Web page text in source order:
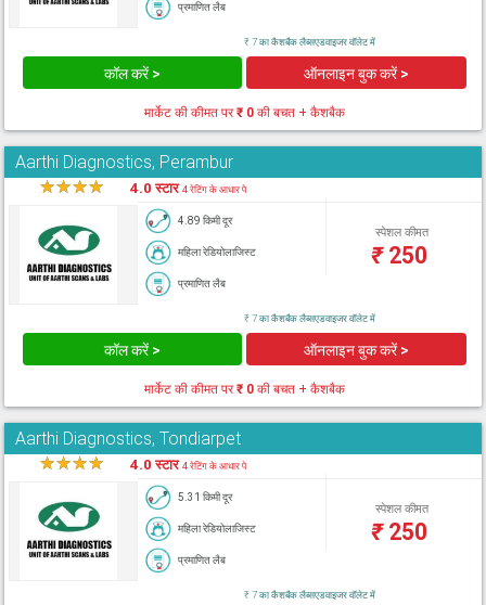
प्रमाणित लैब
₹ 7 का कैशबैक लैब्सएडवाइजर वॉलेट में
कॉल करें > ऑनलाइन बुक करें >
मार्केट की कीमत पर₹ 0की बचत + कैशबैक
Aarthi Diagnostics, Perambur
★★★★ 4.0 स्टार4 रेटिंग के आधार पे
4.89 किमी दूर
महिला रेडियोलाजिस्ट
प्रमाणित लैब
स्पेशल कीमत
₹250
₹ 7 का कैशबैक लैब्सएडवाइजर वॉलेट में
कॉल करें > ऑनलाइन बुक करें >
मार्केट की कीमत पर₹ 0की बचत + कैशबैक
Aarthi Diagnostics, Tondiarpet
★★★★ 4.0 स्टार4 रेटिंग के आधार पे
5.31 किमी दूर
महिला रेडियोलाजिस्ट
प्रमाणित लैब
स्पेशल कीमत
₹250
₹ 7 का कैशबैक लैब्सएडवाइजर वॉलेट में